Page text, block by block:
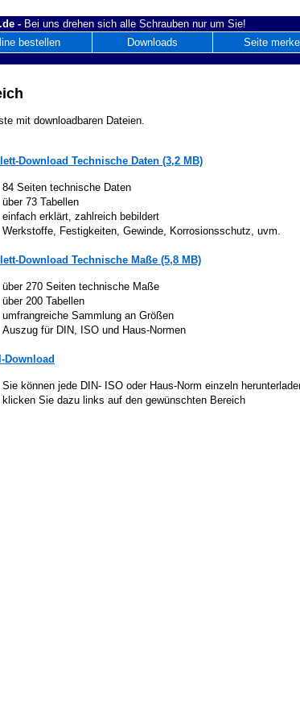
- Bei uns drehen sich alle Schrauben nur um Sie!
bestellen Downloads Seite
mit downloadbaren Dateien.
Download Technische Daten (3,2 MB)
84 Seiten technische Daten
über 73 Tabellen
einfach erklärt, zahlreich bebildert
Werkstoffe, Festigkeiten, Gewinde, Korrosionsschutz, uvm.
Download Technische Maße (5,8 MB)
über 270 Seiten technische Maße
über 200 Tabellen
umfrangreiche Sammlung an Größen
Auszug für DIN, ISO und Haus-Normen
Download
Sie können jede DIN- ISO oder Haus-Norm einzeln
klicken Sie dazu links auf den gewünschten Bereich